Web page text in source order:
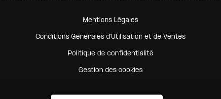
Pied de page secondaire
Mentions Légales
Conditions Générales d'Utilisation et de Ventes
Politique de confidentialité
Gestion des cookies